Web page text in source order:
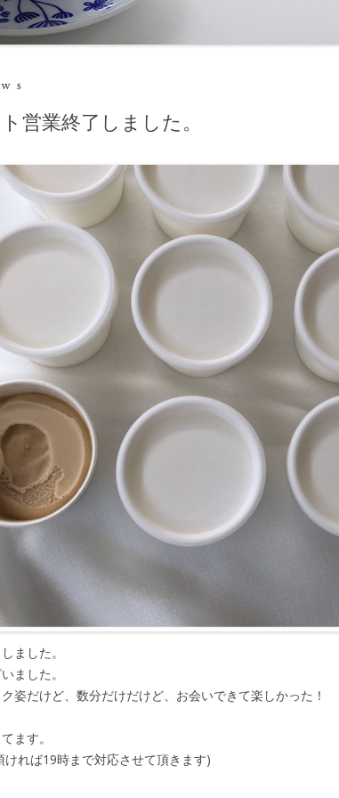
営業終了しました。
ました。
ました。
姿だけど、数分だけだけど、お会いできて楽しかった！
ます。
れば19時まで対応させて頂きます)